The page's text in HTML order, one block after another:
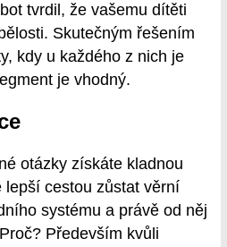
tvrdil, že vašemu dítěti
Skutečným řešením
kdy u každého z nich je
je vhodný.
otázky získáte kladnou
cestou zůstat věrní
systému a právě od něj
Především kvůli